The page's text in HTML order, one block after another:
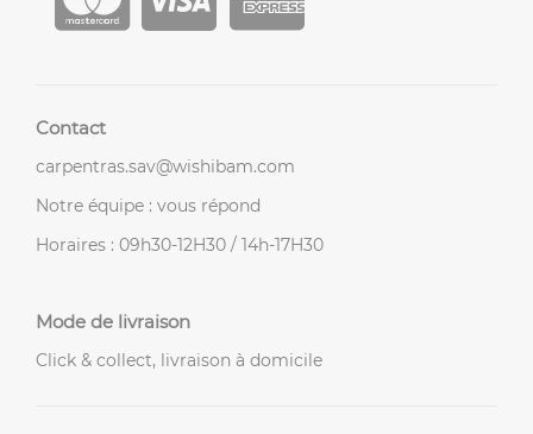
Contact
carpentras.sav@wishibam.com
Notre équipe : vous répond
Horaires : 09h30-12H30 / 14h-17H30
Mode de livraison
Click & collect, livraison à domicile